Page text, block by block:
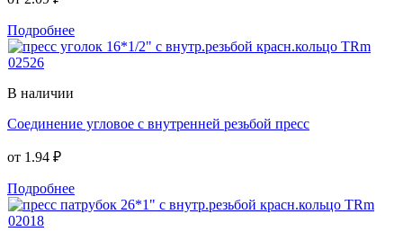
Подробнее
В наличии
Соединение угловое с внутренней резьбой пресс
от 1.94 ₽
Подробнее